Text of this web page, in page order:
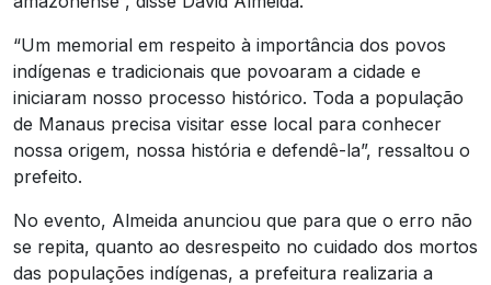
“Um memorial em respeito à importância dos povos
indígenas e tradicionais que povoaram a cidade e
iniciaram nosso processo histórico. Toda a população
de Manaus precisa visitar esse local para conhecer
nossa origem, nossa história e defendê-la”, ressaltou o
prefeito.
No evento, Almeida anunciou que para que o erro não
se repita, quanto ao desrespeito no cuidado dos mortos
das populações indígenas, a prefeitura realizaria a